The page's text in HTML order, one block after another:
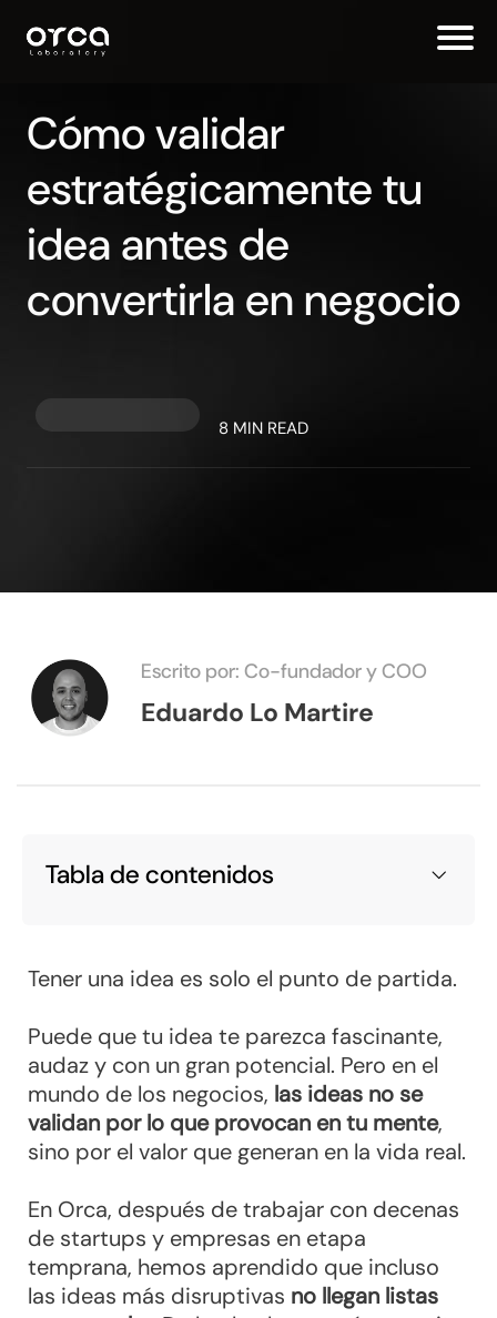
Cómo validar
estratégicamente tu
idea antes de
convertirla en negocio
8 MIN READ
Escrito por: Co-fundador y COO
Eduardo Lo Martire
Tabla de contenidos
Tener una idea es solo el punto de partida.
Puede que tu idea te parezca fascinante,
audaz y con un gran potencial. Pero en el
mundo de los negocios, las ideas no se
validan por lo que provocan en tu mente,
sino por el valor que generan en la vida real.
En Orca, después de trabajar con decenas
de startups y empresas en etapa
temprana, hemos aprendido que incluso
las ideas más disruptivas no llegan listas